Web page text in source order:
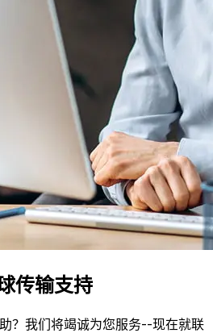
传输支持
？我们将竭诚为您服务--现在就联